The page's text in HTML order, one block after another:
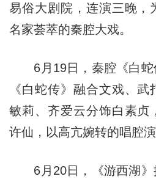
易俗大剧院，连演三晚，
名家荟萃的秦腔大戏。
6月19日，秦腔《白蛇
《白蛇传》融合文戏、
敏莉、齐爱云分饰白素贞
许仙，以高亢婉转的唱腔演
6月20日，《游西湖》